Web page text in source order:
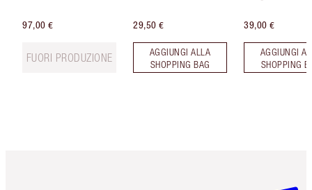
97,00 €
FUORI PRODUZIONE
29,50 €
AGGIUNGI ALLA
SHOPPING BAG
39,00 €
AGGIUNGI
SHOPPING